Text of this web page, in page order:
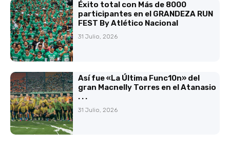
Éxito total con Más de 8000
participantes en el GRANDEZA RUN
FEST By Atlético Nacional
31 Julio, 2026
Así fue «La Última Func10n» del
gran Macnelly Torres en el Atanasio
. . .
31 Julio, 2026